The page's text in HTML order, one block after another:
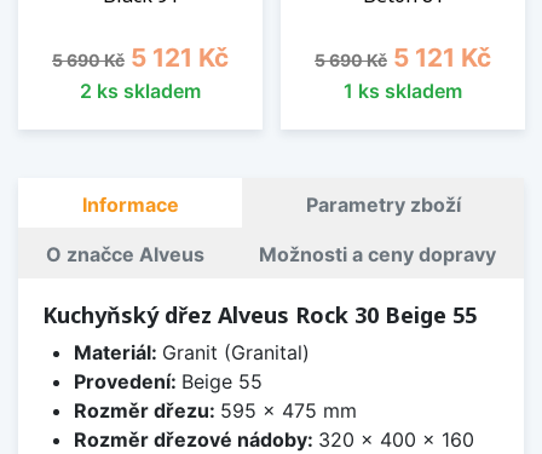
Běžná cena
5 690 Kč Cena
5 121 Kč
2 ks skladem
Běžná cena
5 690 Kč Cena
5 121 Kč
1 ks skladem
Informace Parametry zboží
O značce Alveus Možnosti a ceny dopravy
Kuchyňský dřez Alveus Rock 30 Beige 55
Materiál: Granit (Granital)
Provedení: Beige 55
Rozměr dřezu: 595 x 475 mm
Rozměr dřezové nádoby: 320 x 400 x 160